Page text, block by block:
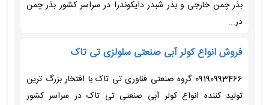
بذر چمن خارجی و بذر شبدر دایکوندرا در سراسر کشور بذر چمن
در...
فروش انواع کولر آبی صنعتی سلولزی تی تاک
09190993466 گروه صنعتی فناوری تی تاک با افتخار بزرگ ترین
تولید کننده انواع کولر آبی صنعتی تی تاک در سراسر کشور